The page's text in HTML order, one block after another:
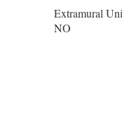
Extramural
NO